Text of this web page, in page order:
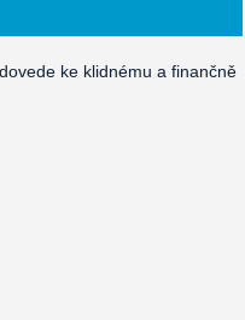
ke klidnému a finančně